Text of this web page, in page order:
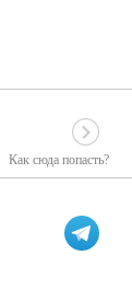
Как сюда попасть?